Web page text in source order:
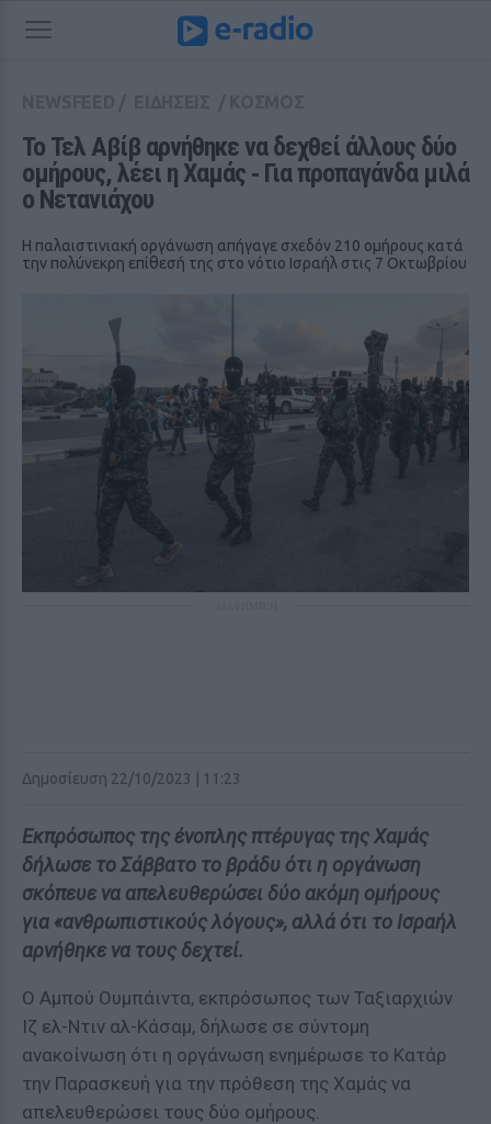
Το Τελ Αβίβ αρνήθηκε να δεχθεί άλλους δύο
ομήρους, λέει η Χαμάς ‑ Για προπαγάνδα μιλά
ο Νετανιάχου
Η παλαιστινιακή οργάνωση απήγαγε σχεδόν 210 ομήρους κατά
την πολύνεκρη επίθεσή της στο νότιο Ισραήλ στις 7 Οκτωβρίου
Δημοσίευση 22/10/2023 | 11:23
Εκπρόσωπος της ένοπλης πτέρυγας της Χαμάς
δήλωσε το Σάββατο το βράδυ ότι η οργάνωση
σκόπευε να απελευθερώσει δύο ακόμη ομήρους
για «ανθρωπιστικούς λόγους», αλλά ότι το Ισραήλ
αρνήθηκε να τους δεχτεί.
Ο Αμπού Ουμπάιντα, εκπρόσωπος των Ταξιαρχιών
Ιζ ελ-Ντιν αλ-Κάσαμ, δήλωσε σε σύντομη
ανακοίνωση ότι η οργάνωση ενημέρωσε το Κατάρ
την Παρασκευή για την πρόθεση της Χαμάς να
απελευθερώσει τους δύο ομήρους.